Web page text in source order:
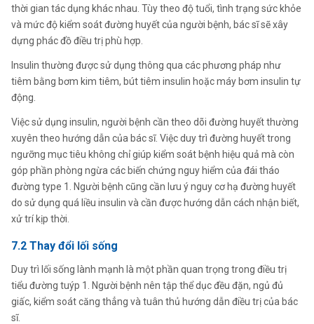
thời gian tác dụng khác nhau. Tùy theo độ tuổi, tình trạng sức khỏe
và mức độ kiểm soát đường huyết của người bệnh, bác sĩ sẽ xây
dựng phác đồ điều trị phù hợp.
Insulin thường được sử dụng thông qua các phương pháp như
tiêm bằng bơm kim tiêm, bút tiêm insulin hoặc máy bơm insulin tự
động.
Việc sử dụng insulin, người bệnh cần theo dõi đường huyết thường
xuyên theo hướng dẫn của bác sĩ. Việc duy trì đường huyết trong
ngưỡng mục tiêu không chỉ giúp kiểm soát bệnh hiệu quả mà còn
góp phần phòng ngừa các biến chứng nguy hiểm của đái tháo
đường type 1. Người bệnh cũng cần lưu ý nguy cơ hạ đường huyết
do sử dụng quá liều insulin và cần được hướng dẫn cách nhận biết,
xử trí kịp thời.
7.2 Thay đổi lối sống
Duy trì lối sống lành mạnh là một phần quan trọng trong điều trị
tiểu đường tuýp 1. Người bệnh nên tập thể dục đều đặn, ngủ đủ
giấc, kiểm soát căng thẳng và tuân thủ hướng dẫn điều trị của bác
sĩ.